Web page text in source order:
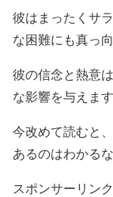
彼はまったくサ
な困難にも真っ
彼の信念と熱意
な影響を与えます
今改めて読むと
あるのはわかる
スポンサーリンク